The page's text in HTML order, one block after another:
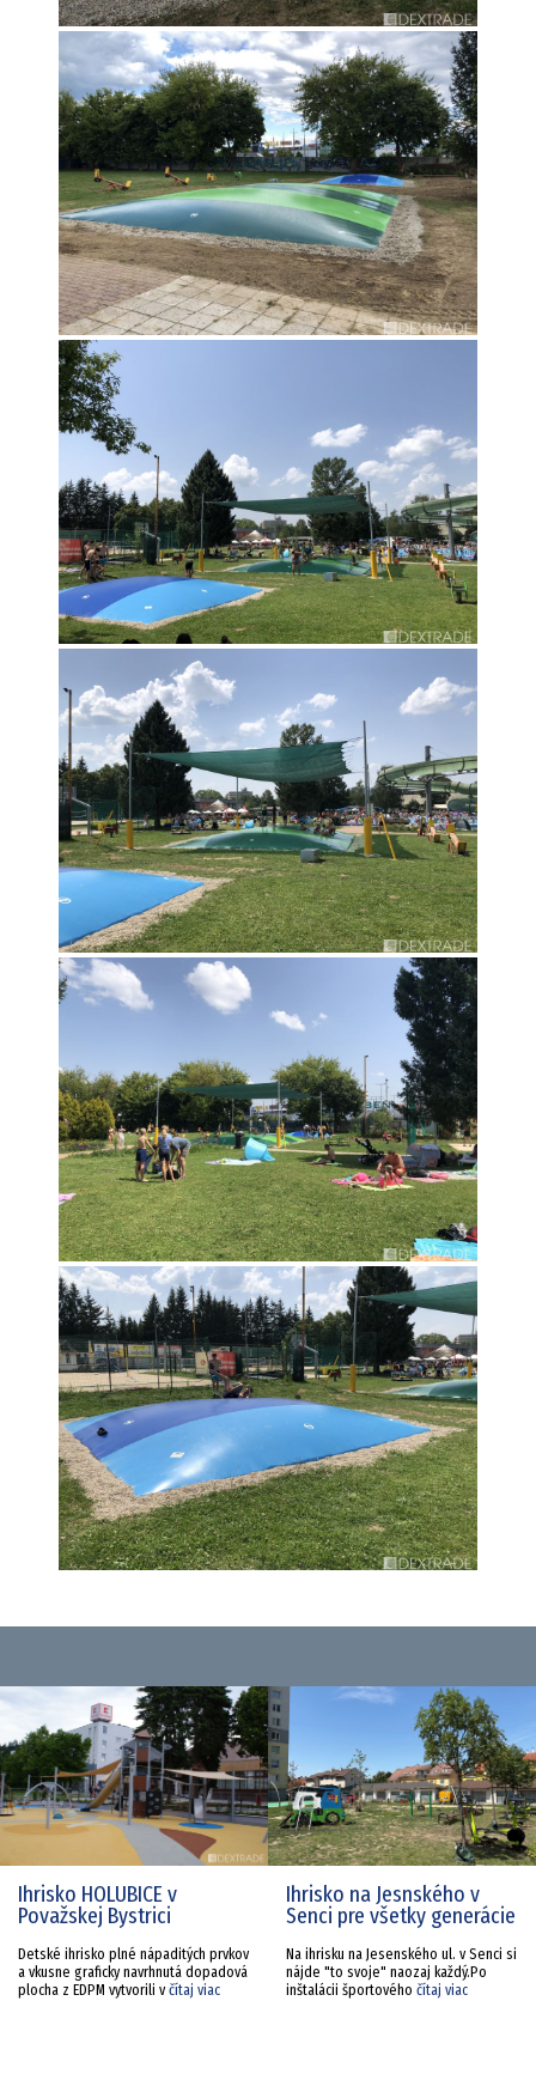
Ihrisko HOLUBICE v
Považskej Bystrici
Detské ihrisko plné nápaditých prvkov
a vkusne graficky navrhnutá dopadová
plocha z EDPM vytvorili v čítaj viac
Ihrisko na Jesnského v
Senci pre všetky generácie
Na ihrisku na Jesenského ul. v Senci si
nájde "to svoje" naozaj každý.Po
inštalácii športového čítaj viac